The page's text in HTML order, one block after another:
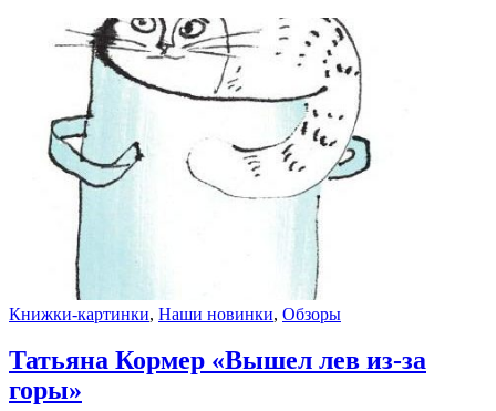
Книжки-картинки, Наши новинки, Обзоры
Татьяна Кормер «Вышел лев из-за
горы»